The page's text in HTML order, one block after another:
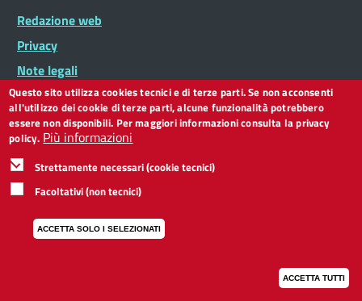
Footer
Widget
Footer
menu
Redazione web
Privacy
Note legali
Dichiarazione di accessibilità
CC BY 3.0 IT
Questo sito utilizza cookies tecnici e di terze parti. Se non acconsenti
all'utilizzo dei cookie di terze parti, alcune funzionalità potrebbero
essere non disponibili. Per maggiori informazioni consulta la privacy
policy. Più informazioni
Strettamente necessari (cookie tecnici)
Facoltativi (non tecnici)
ACCETTA SOLO I SELEZIONATI
ACCETTA TUTTI